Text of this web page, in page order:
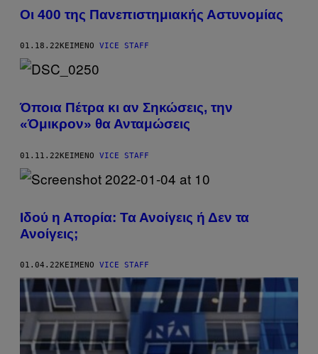
Οι 400 της Πανεπιστημιακής Αστυνομίας
01.18.22 ΚΕΊΜΕΝΟ VICE STAFF
Όποια Πέτρα κι αν Σηκώσεις, την
«Όμικρον» θα Ανταμώσεις
01.11.22ΚΕΊΜΕΝΟ VICE STAFF
Ιδού η Απορία: Τα Ανοίγεις ή Δεν τα
Ανοίγεις;
01.04.22 ΚΕΊΜΕΝΟ VICE STAFF